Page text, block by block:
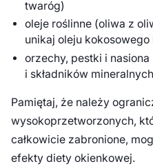
twaróg)
oleje roślinne (oliwa z
unikaj oleju
orzechy, pestki i
i składników
Pamiętaj, że należy
wysokoprzetworzonych,
całkowicie zabronione,
efekty diety okienkowej.